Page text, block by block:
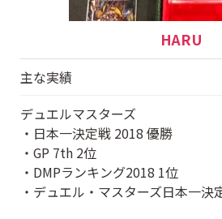
HARU
主な実績
デュエルマスターズ
・日本一決定戦 2018 優勝
・GP 7th 2位
・DMPランキング2018 1位
・デュエル・マスターズ日本一決